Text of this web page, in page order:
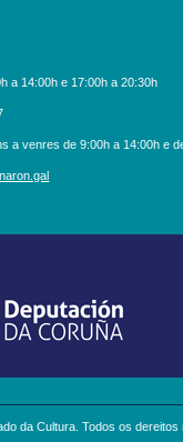
a 14:00h e 17:00h a 20:30h
a venres de 9:00h a 14:00h e
da Cultura. Todos os dereitos